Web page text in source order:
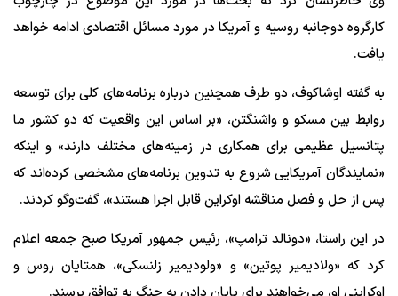
کارگروه دوجانبه روسیه و آمریکا در مورد مسائل اقتصادی ادامه خواهد
یافت.
به گفته اوشاکوف، دو طرف همچنین درباره برنامه‌های کلی برای توسعه
روابط بین مسکو و واشنگتن، «بر اساس این واقعیت که دو کشور ما
پتانسیل عظیمی برای همکاری در زمینه‌های مختلف دارند» و اینکه
«نمایندگان آمریکایی شروع به تدوین برنامه‌های مشخصی کرده‌اند که
پس از حل و فصل مناقشه اوکراین قابل اجرا هستند»، گفت‌وگو کردند.
در این راستا،‌ «دونالد ترامپ»، رئیس جمهور آمریکا صبح جمعه اعلام
کرد که «ولادیمیر پوتین» و «ولودیمیر زلنسکی»، همتایان روس و